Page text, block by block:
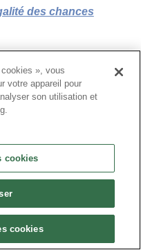
des chances
juin 2015 relatif
à
2005 pour
1
de la
», vous
votre appareil pour
son utilisation et
cookies
cookies